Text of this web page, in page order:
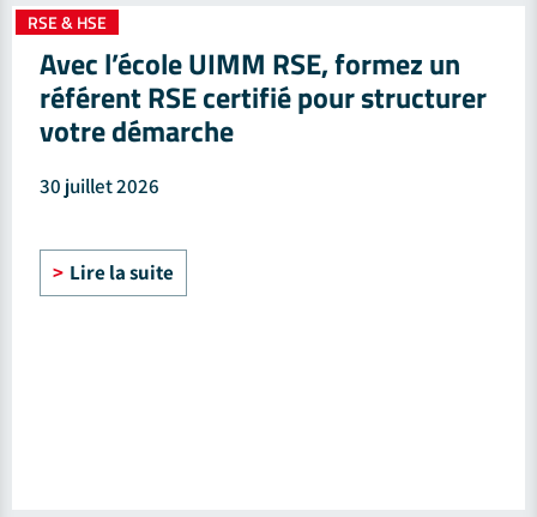
RSE & HSE
Avec l’école UIMM RSE, formez un
référent RSE certifié pour structurer
votre démarche
30 juillet 2026
Lire la suite